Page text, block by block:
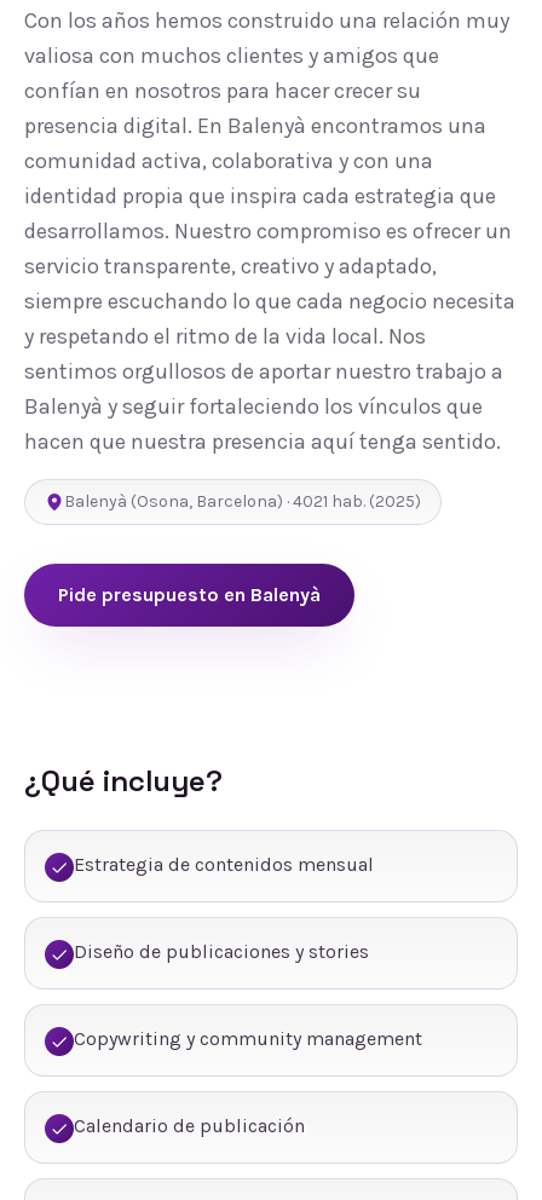
Con los años hemos construido una relación muy
valiosa con muchos clientes y amigos que
confían en nosotros para hacer crecer su
presencia digital. En Balenyà encontramos una
comunidad activa, colaborativa y con una
identidad propia que inspira cada estrategia que
desarrollamos. Nuestro compromiso es ofrecer un
servicio transparente, creativo y adaptado,
siempre escuchando lo que cada negocio necesita
y respetando el ritmo de la vida local. Nos
sentimos orgullosos de aportar nuestro trabajo a
Balenyà y seguir fortaleciendo los vínculos que
hacen que nuestra presencia aquí tenga sentido.
Balenyà (Osona, Barcelona) ·4021 hab. (2025)
Pide presupuesto en Balenyà
¿Qué incluye?
Estrategia de contenidos mensual
Diseño de publicaciones y stories
Copywriting y community management
Calendario de publicación